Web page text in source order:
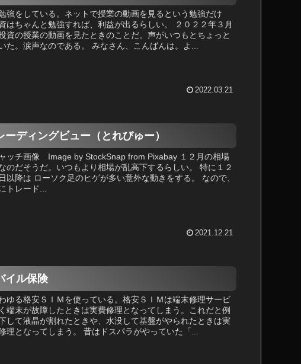
強をしている。ネットで授業の動画を見るという勉強だけ
はちゃんと勉強すれば、利益が出るらしい。 ２０２２年３月
資の授業の動画を見たときのことだ。声がいつもとちょっと
た。涙声なのである。 みなさん、こんばんは。よ...
2022.03.21
ーディングビュー（とれびゅー）
ッチ画像 Image by StockSnap from Pixabay １２月の相場
のだそうだ。いつもより相場が乱高下するらしい。 特に１２
以降は ローソク足のヒゲが多い意外な動きをする。 なので、
トレード...
2021.12.21
イル保険
ゆる格安ＳＩＭを使っている。格安ＳＩＭは端末修理サービ
端末が故障したときは実費修理となってしまう。これだと例
して液晶が割れたときや、水没して基盤がやられたときは実
理となってしまう。 昔はドスパラがやっていた「...